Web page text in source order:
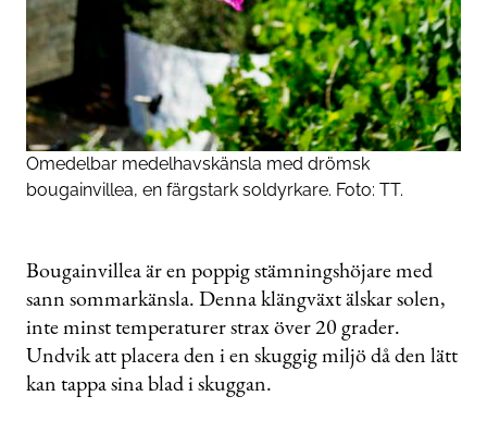
Omedelbar medelhavskänsla med drömsk
bougainvillea, en färgstark soldyrkare. Foto: TT.
Bougainvillea är en poppig stämningshöjare med
sann sommarkänsla. Denna klängväxt älskar solen,
inte minst temperaturer strax över 20 grader.
Undvik att placera den i en skuggig miljö då den lätt
kan tappa sina blad i skuggan.